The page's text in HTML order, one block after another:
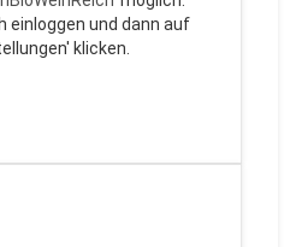
einloggen und dann auf
klicken.